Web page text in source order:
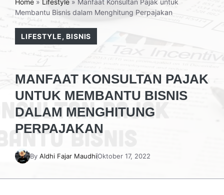
Home » Lifestyle » Manfaat Konsultan Pajak untuk
Membantu Bisnis dalam Menghitung Perpajakan
LIFESTYLE,BISNIS
MANFAAT KONSULTAN PAJAK
UNTUK MEMBANTU BISNIS
DALAM MENGHITUNG
PERPAJAKAN
By Aldhi Fajar MaudhiOktober 17, 2022